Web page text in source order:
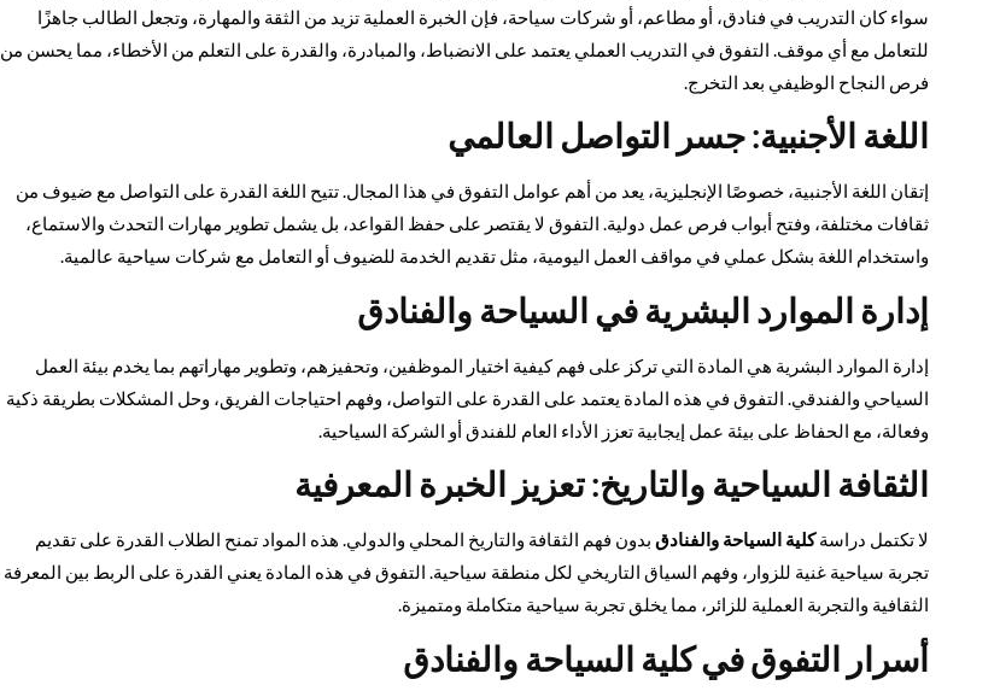
سواء كان التدريب في فنادق، أو مطاعم، أو شركات سياحة، فإن الخبرة العملية تزيد من الثقة والمهارة، وتجعل الطالب جاهزًا
للتعامل مع أي موقف. التفوق في التدريب العملي يعتمد على الانضباط، والمبادرة، والقدرة على التعلم من الأخطاء، مما يحسن من
فرص النجاح الوظيفي بعد التخرج.
اللغة الأجنبية: جسر التواصل العالمي
إتقان اللغة الأجنبية، خصوصًا الإنجليزية، يعد من أهم عوامل التفوق في هذا المجال. تتيح اللغة القدرة على التواصل مع ضيوف من
ثقافات مختلفة، وفتح أبواب فرص عمل دولية. التفوق لا يقتصر على حفظ القواعد، بل يشمل تطوير مهارات التحدث والاستماع،
واستخدام اللغة بشكل عملي في مواقف العمل اليومية، مثل تقديم الخدمة للضيوف أو التعامل مع شركات سياحية عالمية.
إدارة الموارد البشرية في السياحة والفنادق
إدارة الموارد البشرية هي المادة التي تركز على فهم كيفية اختيار الموظفين، وتحفيزهم، وتطوير مهاراتهم بما يخدم بيئة العمل
السياحي والفندقي. التفوق في هذه المادة يعتمد على القدرة على التواصل، وفهم احتياجات الفريق، وحل المشكلات بطريقة ذكية
وفعالة، مع الحفاظ على بيئة عمل إيجابية تعزز الأداء العام للفندق أو الشركة السياحية.
الثقافة السياحية والتاريخ: تعزيز الخبرة المعرفية
لا تكتمل دراسةكلية السياحة والفنادق بدون فهم الثقافة والتاريخ المحلي والدولي. هذه المواد تمنح الطلاب القدرة على تقديم
تجربة سياحية غنية للزوار، وفهم السياق التاريخي لكل منطقة سياحية. التفوق في هذه المادة يعني القدرة على الربط بين المعرفة
الثقافية والتجربة العملية للزائر، مما يخلق تجربة سياحية متكاملة ومتميزة.
أسرار التفوق في كلية السياحة والفنادق